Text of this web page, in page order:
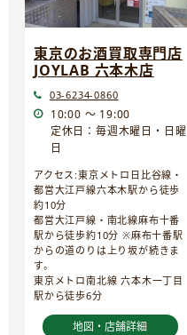
東京のお酒買取専門店
JOYLAB 六本木店
03-6234-0860
10:00 ～ 19:00
定休日：毎週木曜日・日曜
日
アクセス:東京メトロ日比谷線・
都営大江戸線六本木駅から徒歩
約10分
都営大江戸線・南北線麻布十番
駅から徒歩約10分 ※麻布十番駅
からの道のりは上り坂が続きま
す。
東京メトロ南北線 六本木一丁目
駅から徒歩6分
地図・店舗詳細